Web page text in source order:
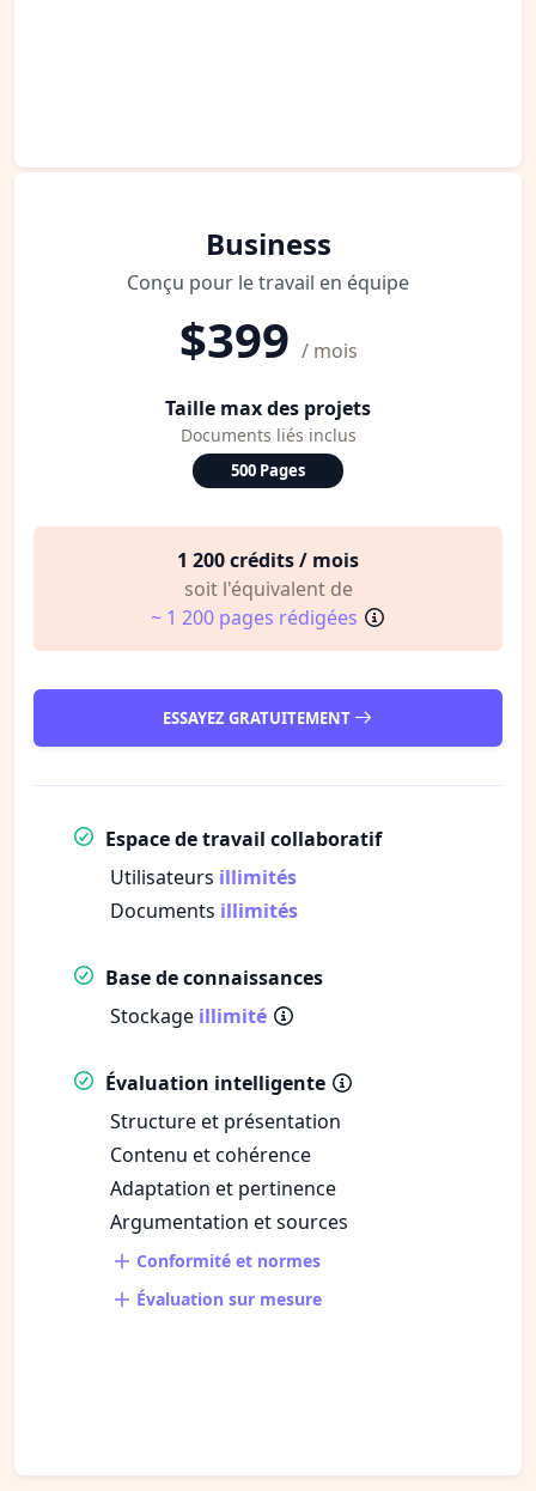
Business
Conçu pour le travail en équipe
$399 / mois
Taille max des projets
Documents liés inclus
500 Pages
1 200 crédits / mois
soit l'équivalent de
~ 1 200 pages rédigées
ESSAYEZ GRATUITEMENT
Espace de travail collaboratif
Utilisateurs illimités
Documents illimités
Base de connaissances
Stockage illimité
Évaluation intelligente
Structure et présentation
Contenu et cohérence
Adaptation et pertinence
Argumentation et sources
Conformité et normes
Évaluation sur mesure